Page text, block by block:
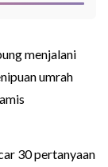
menjalani
umrah
30 pertanyaan